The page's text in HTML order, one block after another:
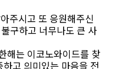
주시고 또 응원해주신
구하고 너무나도 큰 사
해는 이코노와이드를 찾
고 의미있는 마음을 전